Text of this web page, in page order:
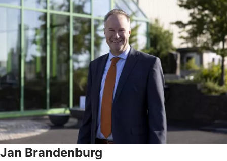
Jan Brandenburg